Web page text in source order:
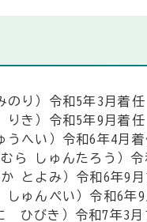
のり）令和5年3月着
き）令和5年9月着
へい）令和6年4月着
ら しゅんたろう）
とよみ）令和6年9
ゅんぺい）令和6年
ひびき）令和7年3